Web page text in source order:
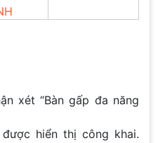
xét “Bàn gấp đa năng
hiển thị công khai.